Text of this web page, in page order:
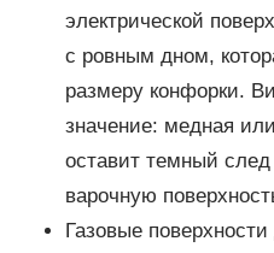
электрической
с ровным дном,
размеру конфорки.
значение: медная
оставит темный след
варочную
Газовые